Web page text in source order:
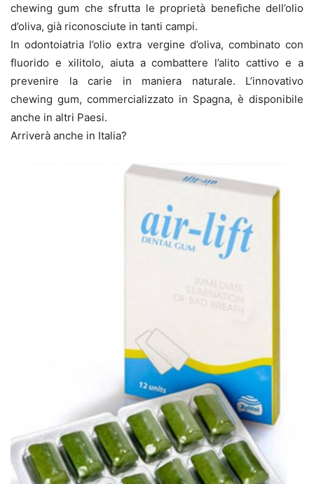
chewing gum che sfrutta le proprietà benefiche dell’olio
d’oliva, già riconosciute in tanti campi.
In odontoiatria l’olio extra vergine d’oliva, combinato con
fluorido e xilitolo, aiuta a combattere l’alito cattivo e a
prevenire la carie in maniera naturale. L’innovativo
chewing gum, commercializzato in Spagna, è disponibile
anche in altri Paesi.
Arriverà anche in Italia?